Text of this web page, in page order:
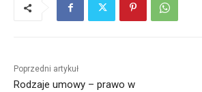
Poprzedni artykuł
Rodzaje umowy – prawo w